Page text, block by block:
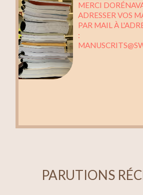
MERCI
ADRESSER VOS
PAR MAIL À
:
PARUTIONS